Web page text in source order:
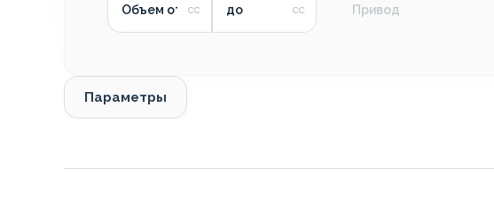
Объем от до Привод
Параметры